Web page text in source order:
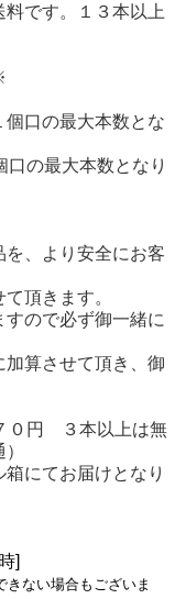
料です。１３本以上
個口の最大本数とな
口の最大本数となり
、より安全にお客
頂きます。
ので必ず御一緒に
算させて頂き、御
０円 ３本以上は無
にてお届けとなり
]
ない場合もございま